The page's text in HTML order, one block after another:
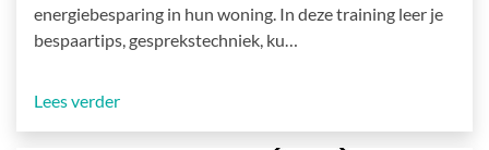
energiebesparing in hun woning. In deze training leer je
bespaartips, gesprekstechniek, ku…
Lees verder